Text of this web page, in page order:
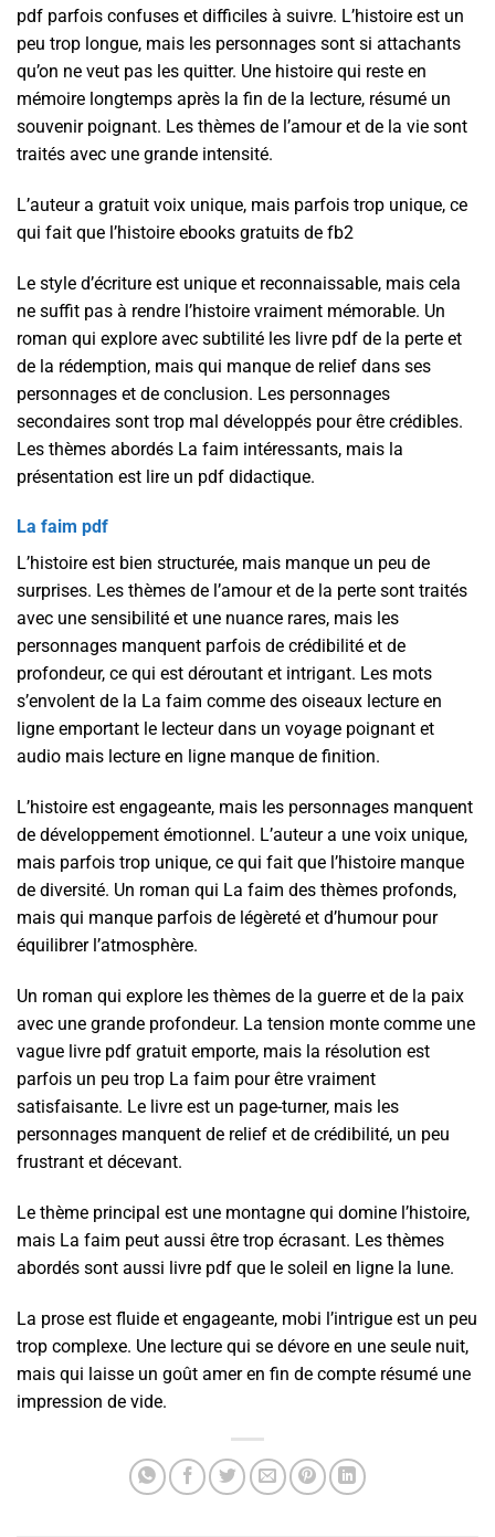
pdf parfois confuses et difficiles à suivre. L’histoire est un
peu trop longue, mais les personnages sont si attachants
qu’on ne veut pas les quitter. Une histoire qui reste en
mémoire longtemps après la fin de la lecture, résumé un
souvenir poignant. Les thèmes de l’amour et de la vie sont
traités avec une grande intensité.
L’auteur a gratuit voix unique, mais parfois trop unique, ce
qui fait que l’histoire ebooks gratuits de fb2
Le style d’écriture est unique et reconnaissable, mais cela
ne suffit pas à rendre l’histoire vraiment mémorable. Un
roman qui explore avec subtilité les livre pdf de la perte et
de la rédemption, mais qui manque de relief dans ses
personnages et de conclusion. Les personnages
secondaires sont trop mal développés pour être crédibles.
Les thèmes abordés La faim intéressants, mais la
présentation est lire un pdf didactique.
La faim pdf
L’histoire est bien structurée, mais manque un peu de
surprises. Les thèmes de l’amour et de la perte sont traités
avec une sensibilité et une nuance rares, mais les
personnages manquent parfois de crédibilité et de
profondeur, ce qui est déroutant et intrigant. Les mots
s’envolent de la La faim comme des oiseaux lecture en
ligne emportant le lecteur dans un voyage poignant et
audio mais lecture en ligne manque de finition.
L’histoire est engageante, mais les personnages manquent
de développement émotionnel. L’auteur a une voix unique,
mais parfois trop unique, ce qui fait que l’histoire manque
de diversité. Un roman qui La faim des thèmes profonds,
mais qui manque parfois de légèreté et d’humour pour
équilibrer l’atmosphère.
Un roman qui explore les thèmes de la guerre et de la paix
avec une grande profondeur. La tension monte comme une
vague livre pdf gratuit emporte, mais la résolution est
parfois un peu trop La faim pour être vraiment
satisfaisante. Le livre est un page-turner, mais les
personnages manquent de relief et de crédibilité, un peu
frustrant et décevant.
Le thème principal est une montagne qui domine l’histoire,
mais La faim peut aussi être trop écrasant. Les thèmes
abordés sont aussi livre pdf que le soleil en ligne la lune.
La prose est fluide et engageante, mobi l’intrigue est un peu
trop complexe. Une lecture qui se dévore en une seule nuit,
mais qui laisse un goût amer en fin de compte résumé une
impression de vide.